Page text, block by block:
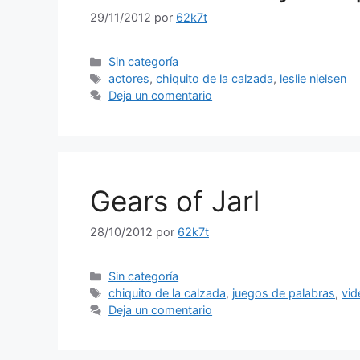
29/11/2012 por 62k7t
Categorías
Sin categoría
Etiquetas
actores,chiquito de la calzada, leslie nielsen
Deja un comentario
Gears of Jarl
28/10/2012 por 62k7t
Categorías
Sin categoría
Etiquetas
chiquito de la calzada, juegos de palabras,
Deja un comentario